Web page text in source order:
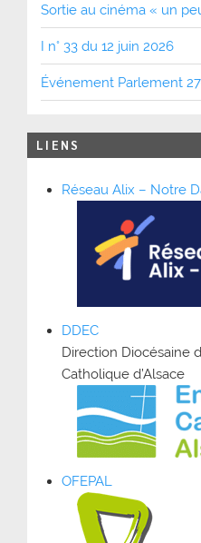
Sortie au cinéma « un
I n° 33 du 12 juin 2026
Événement Parlement
LIENS
Réseau Alix – Notre
DDEC
Direction Diocésaine
Catholique d’Alsace
OFEPAL